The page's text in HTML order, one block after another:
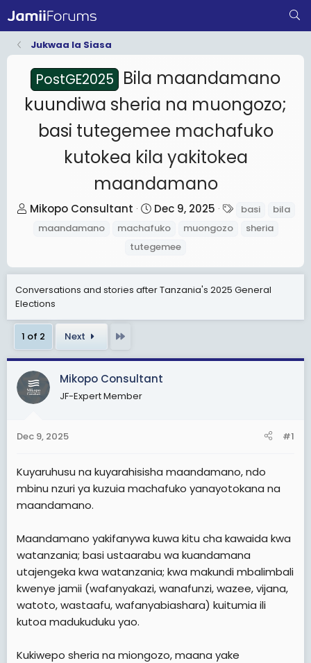
Jukwaa la Siasa
PostGE2025 Bila maandamano
kuundiwa sheria na muongozo;
basi tutegemee machafuko
kutokea kila yakitokea
maandamano
T
a
d
s
t
a
r
t
e
r
Mikopo Consultant
S
t
t
d
t
Dec 9, 2025 basi
bila
maandamano
machafuko muongozo
sheria
tutegemee
Conversations and stories after Tanzania's 2025 General
Elections
1 of 2 Next
Mikopo Consultant
JF-Expert Member
Dec 9, 2025 #1
Kuyaruhusu na kuyarahisisha maandamano, ndo
mbinu nzuri ya kuzuia machafuko yanayotokana na
maandamano.
Maandamano yakifanywa kuwa kitu cha kawaida kwa
watanzania; basi ustaarabu wa kuandamana
utajengeka kwa watanzania; kwa makundi mbalimbali
kwenye jamii (wafanyakazi, wanafunzi, wazee, vijana,
watoto, wastaafu, wafanyabiashara) kuitumia ili
kutoa madukuduku yao.
Kukiwepo sheria na miongozo, maana yake